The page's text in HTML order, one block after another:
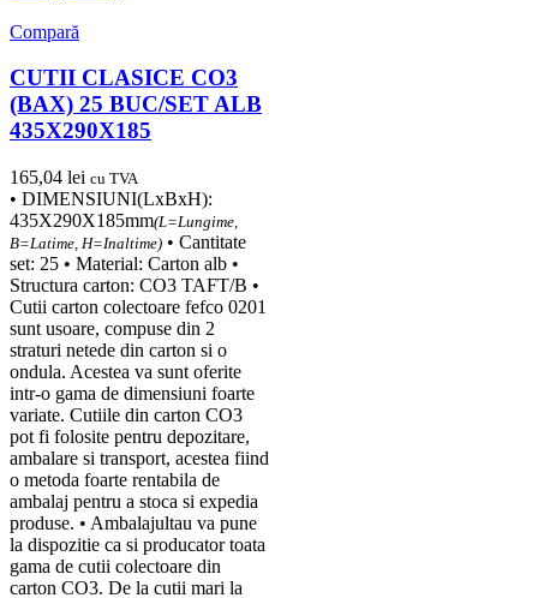
Compară
CUTII CLASICE CO3
(BAX) 25 BUC/SET ALB
435X290X185
165,04 lei cu TVA
• DIMENSIUNI(LxBxH):
435X290X185mm(L=Lungime,
B=Latime, H=Inaltime) • Cantitate
set: 25 • Material: Carton alb •
Structura carton: CO3 TAFT/B •
Cutii carton colectoare fefco 0201
sunt usoare, compuse din 2
straturi netede din carton si o
ondula. Acestea va sunt oferite
intr-o gama de dimensiuni foarte
variate. Cutiile din carton CO3
pot fi folosite pentru depozitare,
ambalare si transport, acestea fiind
o metoda foarte rentabila de
ambalaj pentru a stoca si expedia
produse. • Ambalajultau va pune
la dispozitie ca si producator toata
gama de cutii colectoare din
carton CO3. De la cutii mari la